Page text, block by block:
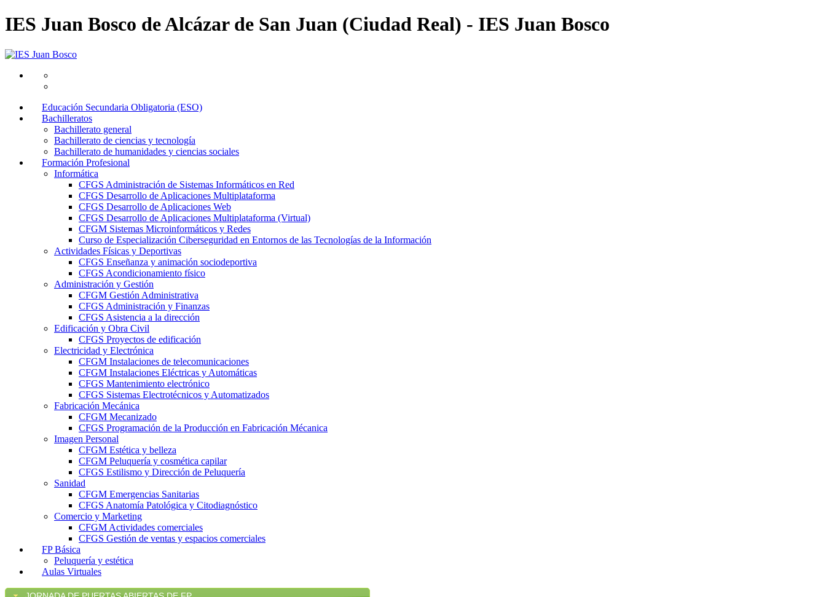
IES Juan Bosco de Alcázar de San Juan (Ciudad Real) - IES Juan Bosco
Educación Secundaria Obligatoria (ESO)
Bachilleratos
Bachillerato general
Bachillerato de ciencias y tecnología
Bachillerato de humanidades y ciencias sociales
Formación Profesional
Informática
CFGS Administración de Sistemas Informáticos en Red
CFGS Desarrollo de Aplicaciones Multiplataforma
CFGS Desarrollo de Aplicaciones Web
CFGS Desarrollo de Aplicaciones Multiplataforma (Virtual)
CFGM Sistemas Microinformáticos y Redes
Curso de Especialización Ciberseguridad en Entornos de las Tecnologías de la Información
Actividades Físicas y Deportivas
CFGS Enseñanza y animación sociodeportiva
CFGS Acondicionamiento físico
Administración y Gestión
CFGM Gestión Administrativa
CFGS Administración y Finanzas
CFGS Asistencia a la dirección
Edificación y Obra Civil
CFGS Proyectos de edificación
Electricidad y Electrónica
CFGM Instalaciones de telecomunicaciones
CFGM Instalaciones Eléctricas y Automáticas
CFGS Mantenimiento electrónico
CFGS Sistemas Electrotécnicos y Automatizados
Fabricación Mecánica
CFGM Mecanizado
CFGS Programación de la Producción en Fabricación Mécanica
Imagen Personal
CFGM Estética y belleza
CFGM Peluquería y cosmética capilar
CFGS Estilismo y Dirección de Peluquería
Sanidad
CFGM Emergencias Sanitarias
CFGS Anatomía Patológica y Citodiagnóstico
Comercio y Marketing
CFGM Actividades comerciales
CFGS Gestión de ventas y espacios comerciales
FP Básica
Peluquería y estética
Aulas Virtuales